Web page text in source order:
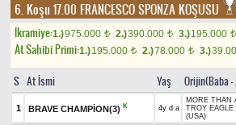
6. Koşu 17.00 FRANCESCO SPONZA KOŞUSU
Ikramiye:1.)975.000 t 2.)390.000 t 3.)195.000 t
At Sahibi Primi:1.)195.000 t 2.)78.000 t 3.)
S At İsmi Yaş Orijin(Baba -
1 BRAVE CHAMPİON(3) K 4y d a
MORE THAN
TROY EAGLE
(USA)